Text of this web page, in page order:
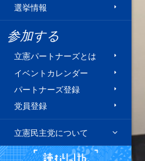
選挙情報
参加する
立憲パートナーズとは
イベントカレンダー
パートナーズ登録
党員登録
立憲民主党について